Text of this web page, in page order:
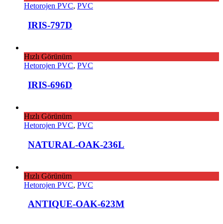
Hetorojen PVC, PVC
IRIS-797D
Hızlı Görünüm
Hetorojen PVC, PVC
IRIS-696D
Hızlı Görünüm
Hetorojen PVC, PVC
NATURAL-OAK-236L
Hızlı Görünüm
Hetorojen PVC, PVC
ANTIQUE-OAK-623M